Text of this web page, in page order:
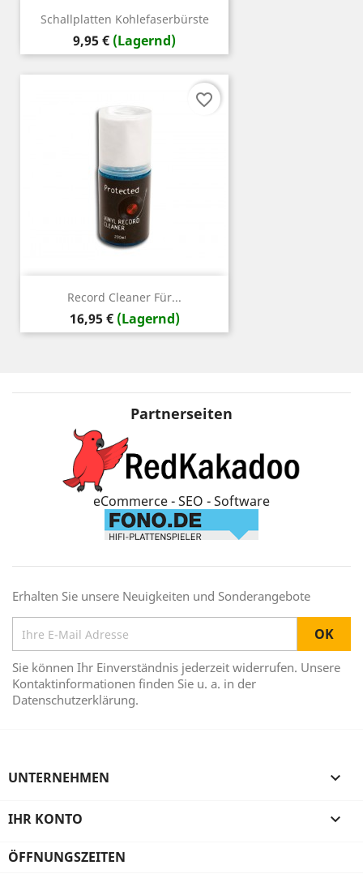
Schallplatten Kohlefaserbürste
Preis
9,95 € (Lagernd)
Record Cleaner Für...
Preis
16,95 € (Lagernd)
favorite_border
Partnerseiten
eCommerce - SEO - Software
Erhalten Sie unsere Neuigkeiten und Sonderangebote
Sie können Ihr Einverständnis jederzeit widerrufen. Unsere
Kontaktinformationen finden Sie u. a. in der
Datenschutzerklärung.
UNTERNEHMEN 
IHR KONTO 
ÖFFNUNGSZEITEN